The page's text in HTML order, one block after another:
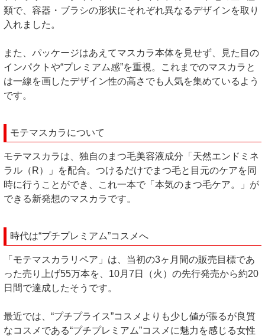
類で、容器・ブラシの形状にそれぞれ異なるデザインを取り
入れました。
また、パッケージはあえてマスカラ本体を見せず、見た目の
インパクトや“プレミアム感”を重視。これまでのマスカラと
は一線を画したデザイン性の高さでも人気を集めているよう
です。
モテマスカラについて
モテマスカラは、独自のまつ毛美容液成分「天然エンドミネ
ラル（R）」を配合。つけるだけでまつ毛と目元のケアを同
時に行うことができ、これ一本で「本気のまつ毛ケア。」が
できる新発想のマスカラです。
時代は“プチプレミアム”コスメへ
「モテマスカラリペア」は、当初の3ヶ月間の販売目標であ
った売り上げ55万本を、10月7日（火）の先行発売から約20
日間で達成したそうです。
最近では、“プチプライス”コスメよりも少し値が張るが良質
なコスメである“プチプレミアム”コスメに魅力を感じる女性